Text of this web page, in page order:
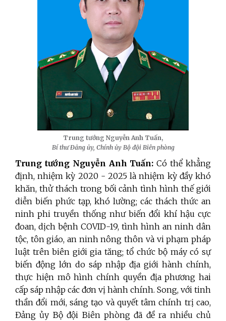
Trung tướng Nguyễn Anh Tuấn,
Bí thư Đảng ủy, Chính ủy Bộ đội Biên phòng
Trung tướng Nguyễn Anh Tuấn:Có thể khẳng
định, nhiệm kỳ 2020 - 2025 là nhiệm kỳ đầy khó
khăn, thử thách trong bối cảnh tình hình thế giới
diễn biến phức tạp, khó lường; các thách thức an
ninh phi truyền thống như biến đổi khí hậu cực
đoan, dịch bệnh COVID-19, tình hình an ninh dân
tộc, tôn giáo, an ninh nông thôn và vi phạm pháp
luật trên biên giới gia tăng; tổ chức bộ máy có sự
biến động lớn do sáp nhập địa giới hành chính,
thực hiện mô hình chính quyền địa phương hai
cấp sáp nhập các đơn vị hành chính. Song, với tinh
thần đổi mới, sáng tạo và quyết tâm chính trị cao,
Đảng ủy Bộ đội Biên phòng đã đề ra nhiều chủ